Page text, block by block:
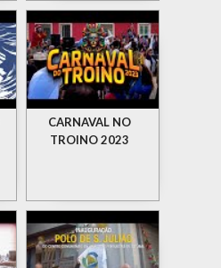
CARNAVAL NO
TROINO 2023